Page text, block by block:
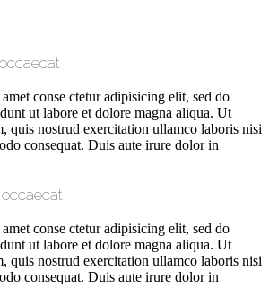
conse ctetur adipisicing elit, sed do
ut labore et dolore magna aliqua. Ut
quis nostrud exercitation ullamco laboris nisi
consequat. Duis aute irure dolor in
conse ctetur adipisicing elit, sed do
ut labore et dolore magna aliqua. Ut
quis nostrud exercitation ullamco laboris nisi
consequat. Duis aute irure dolor in